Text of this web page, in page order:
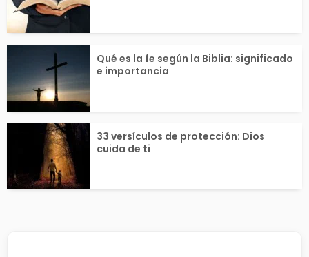
Qué es la fe según la Biblia: significado
e importancia
33 versículos de protección: Dios
cuida de ti